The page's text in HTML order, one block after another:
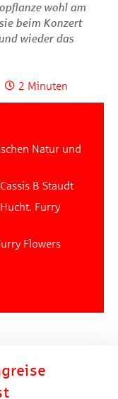
wohl am
beim Konzert
wieder das
2 Minuten
Natur und
B Staudt
Furry
Flowers